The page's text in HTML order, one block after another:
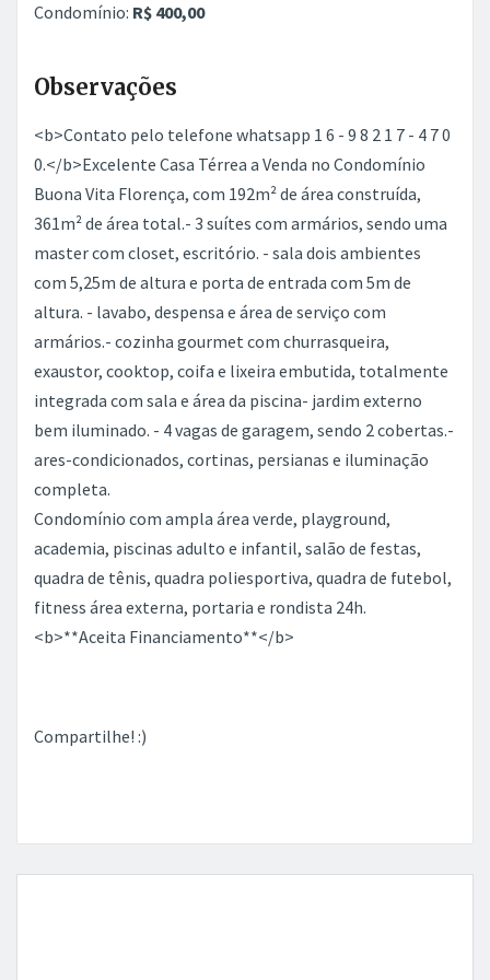
Condomínio: R$ 400,00
Observações
<b>Contato pelo telefone whatsapp 1 6 - 9 8 2 1 7 - 4 7 0
0.</b>Excelente Casa Térrea a Venda no Condomínio
Buona Vita Florença, com 192m² de área construída,
361m² de área total.- 3 suítes com armários, sendo uma
master com closet, escritório. - sala dois ambientes
com 5,25m de altura e porta de entrada com 5m de
altura. - lavabo, despensa e área de serviço com
armários.- cozinha gourmet com churrasqueira,
exaustor, cooktop, coifa e lixeira embutida, totalmente
integrada com sala e área da piscina- jardim externo
bem iluminado. - 4 vagas de garagem, sendo 2 cobertas.-
ares-condicionados, cortinas, persianas e iluminação
completa.
Condomínio com ampla área verde, playground,
academia, piscinas adulto e infantil, salão de festas,
quadra de tênis, quadra poliesportiva, quadra de futebol,
fitness área externa, portaria e rondista 24h.
<b>**Aceita Financiamento**</b>
Compartilhe! :)